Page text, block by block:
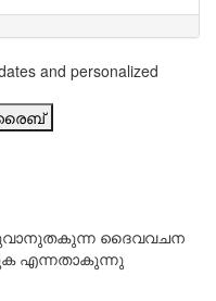
and personalized
ദൈവവചന
എന്നതാകുന്നു